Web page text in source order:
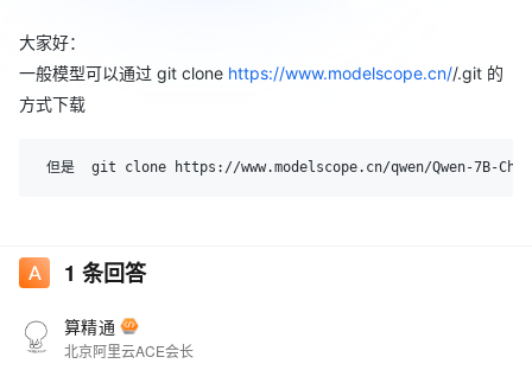
大家好：
一般模型可以通过 git clone https://www.modelscope.cn//.git 的
方式下载
1 条回答
算精通
北京阿里云ACE会长